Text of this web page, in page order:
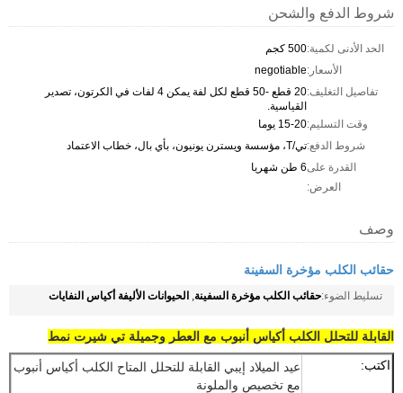
شروط الدفع والشحن
الحد الأدنى لكمية:500 كجم
الأسعار:negotiable
تفاصيل التغليف:
20 قطع -50 قطع لكل لفة يمكن 4 لفات في الكرتون، تصدير
القياسية.
وقت التسليم:15-20 يوما
شروط الدفع:تي/T، مؤسسة ويسترن يونيون، بأي بال، خطاب الاعتماد
القدرة على
العرض:
6 طن شهريا
وصف
حقائب الكلب مؤخرة السفينة
تسليط الضوء:حقائب الكلب مؤخرة السفينة, الحيوانات الأليفة أكياس النفايات
القابلة للتحلل الكلب أكياس أنبوب مع العطر وجميلة تي شيرت نمط
اكتب:
عيد الميلاد إيبي القابلة للتحلل المتاح الكلب أكياس أنبوب
مع تخصيص والملونة